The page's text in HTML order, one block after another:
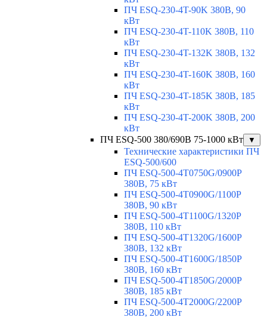
ПЧ ESQ-230-4T-90K 380В, 90
кВт
ПЧ ESQ-230-4T-110K 380В, 110
кВт
ПЧ ESQ-230-4T-132K 380В, 132
кВт
ПЧ ESQ-230-4T-160K 380В, 160
кВт
ПЧ ESQ-230-4T-185K 380В, 185
кВт
ПЧ ESQ-230-4T-200K 380В, 200
кВт
ПЧ ESQ-500 380/690В 75-1000 кВт
▼
Технические характеристики ПЧ
ESQ-500/600
ПЧ ESQ-500-4T0750G/0900P
380В, 75 кВт
ПЧ ESQ-500-4T0900G/1100P
380В, 90 кВт
ПЧ ESQ-500-4T1100G/1320P
380В, 110 кВт
ПЧ ESQ-500-4T1320G/1600P
380В, 132 кВт
ПЧ ESQ-500-4T1600G/1850P
380В, 160 кВт
ПЧ ESQ-500-4T1850G/2000P
380В, 185 кВт
ПЧ ESQ-500-4T2000G/2200P
380В, 200 кВт